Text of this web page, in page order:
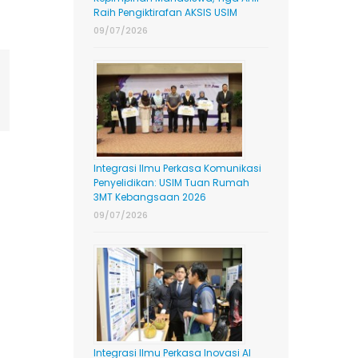
Raih Pengiktirafan AKSIS USIM
09/07/2026
Integrasi Ilmu Perkasa Komunikasi
Penyelidikan: USIM Tuan Rumah
3MT Kebangsaan 2026
09/07/2026
Integrasi Ilmu Perkasa Inovasi AI